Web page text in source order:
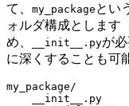
て、 my_package とい
ォルダ構成とします
め、
__init__.pyが
に深くすることも可